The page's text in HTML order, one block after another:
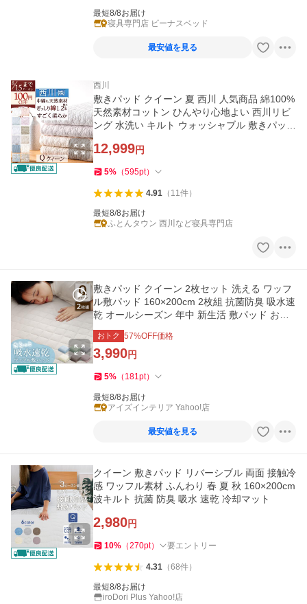
最短8/8お届け
寝具専門店 ビーナスベッド
最安値を見る
西川
敷きパッド クイーン 夏 西川 人気商品 綿100%
天然素材コットン ひんやり心地よい 西川リビ
ング 水洗い キルト ウォッシャブル 敷きパッド
12,999円
5% （595pt）
4.91（ 11件）
最短8/8お届け
ふとんタウン 西川など寝具専門店
敷きパッド クイーン 2枚セット 洗える ワッフ
ル敷パッド 160×200cm 2枚組 抗菌防臭 吸水速
乾 オールシーズン 年中 新生活 敷パッド おし
ゃれ ニュアンスカラー
おトク 57%OFF価格
3,990円
5% （ 181pt）
最短8/8お届け
アイズインテリア Yahoo!店
最安値を見る
クイーン 敷きパッド リバーシブル 両面 接触冷
感 ワッフル素材 ふんわり 春 夏 秋 160×200cm
波キルト 抗菌 防臭 吸水 速乾 冷却マット
2,980円
10% （270pt） 要エントリー
4.31（68件）
最短8/8お届け
iroDori Plus Yahoo!店